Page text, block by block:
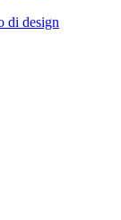
di design